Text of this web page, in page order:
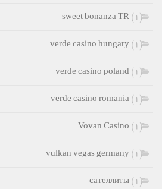
sweet bonanza TR(1)
verde casino hungary (1)
verde casino poland (1)
verde casino romania (1)
Vovan Casino (1)
vulkan vegas germany (1)
сателлиты(۱)